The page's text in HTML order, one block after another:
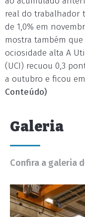
real do trabalhador
de 1,0% em
mostra também
ociosidade alta A
(UCI) recuou 0,3
a outubro e ficou em
Conteúdo)
Galeria
Confira a galeria